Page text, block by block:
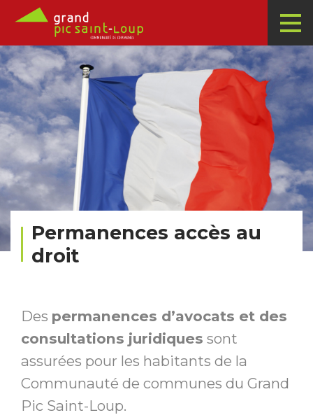
Permanences accès au
droit
Des permanences d’avocats et des
consultations juridiques sont
assurées pour les habitants de la
Communauté de communes du Grand
Pic Saint-Loup.